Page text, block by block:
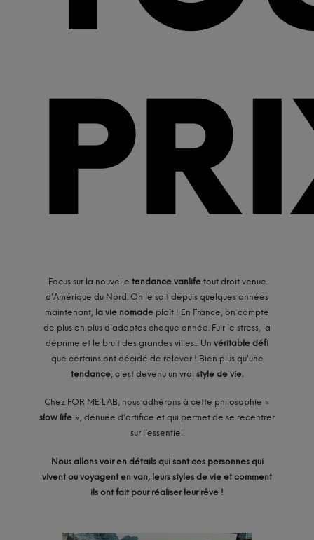
Focus sur la nouvelle tendance vanlifetout droit venue
d’Amérique du Nord. On le sait depuis quelques années
maintenant, la vie nomade plaît ! En France, on compte
de plus en plus d'adeptes chaque année. Fuir le stress, la
déprime et le bruit des grandes villes... Un véritable défi
que certains ont décidé de relever ! Bien plus qu'une
tendance, c'est devenu un vrai style de vie.
Chez FOR ME LAB, nous adhérons à cette philosophie «
slow life », dénuée d’artifice et qui permet de se recentrer
sur l’essentiel.
Nous allons voir en détails qui sont ces personnes qui
vivent ou voyagent en van, leurs styles de vie et comment
ils ont fait pour réaliser leur rêve !